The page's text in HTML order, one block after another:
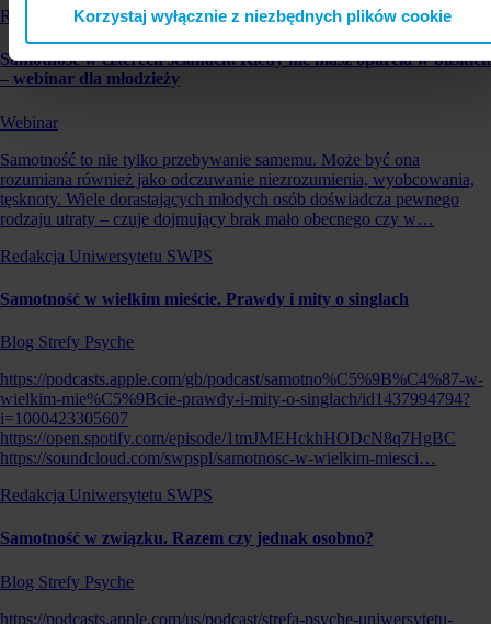
Korzystaj wyłącznie z niezbędnych plików cookie
Redakcja Uniwersytetu SWPS
Samotność w czterech ścianach. Kiedy nie masz oparcia w bliskich
– webinar dla młodzieży
Webinar
Samotność to nie tylko przebywanie samemu. Może być ona
rozumiana również jako odczuwanie niezrozumienia, wyobcowania,
tęsknoty. Wiele dorastających młodych osób doświadcza pewnego
rodzaju utraty – czuje dojmujący brak mało obecnego czy w…
Redakcja Uniwersytetu SWPS
Samotność w wielkim mieście. Prawdy i mity o singlach
Blog Strefy Psyche
https://podcasts.apple.com/gb/podcast/samotno%C5%9B%C4%87-w-
wielkim-mie%C5%9Bcie-prawdy-i-mity-o-singlach/id1437994794?
i=1000423305607
https://open.spotify.com/episode/1tmJMEHckhHODcN8q7HgBC
https://soundcloud.com/swpspl/samotnosc-w-wielkim-miesci…
Redakcja Uniwersytetu SWPS
Samotność w związku. Razem czy jednak osobno?
Blog Strefy Psyche
https://podcasts.apple.com/us/podcast/strefa-psyche-uniwersytetu-